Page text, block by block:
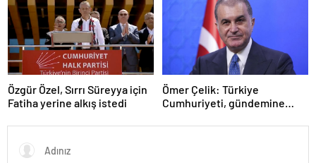
Özgür Özel, Sırrı Süreyya için
Fatiha yerine alkış istedi
Ömer Çelik: Türkiye
Cumhuriyeti, gündemine